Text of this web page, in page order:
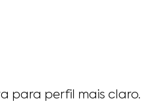
para perfil mais claro.